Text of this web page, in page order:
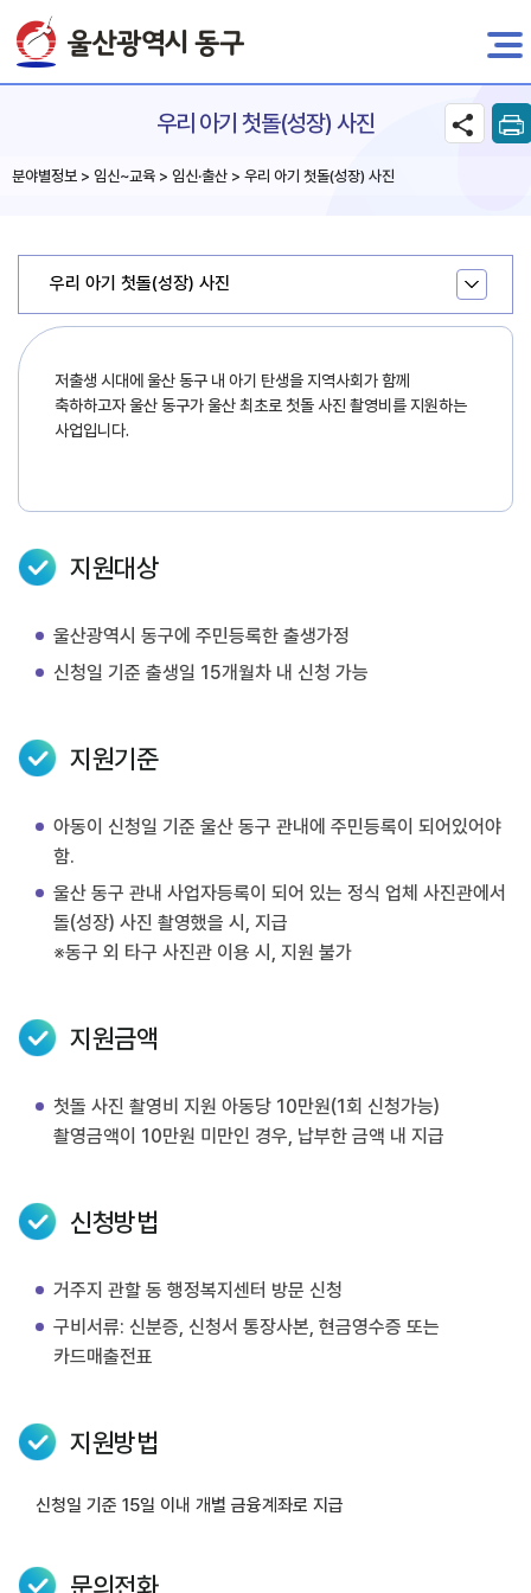
전자민원
우리 아기 첫돌(성장) 사진
분야별정보 > 임신~교육 > 임신·출산 > 우리 아기 첫돌(성장) 사진
우리 아기 첫돌(성장) 사진
저출생 시대에 울산 동구 내 아기 탄생을 지역사회가 함께
축하하고자 울산 동구가 울산 최초로 첫돌 사진 촬영비를 지원하는
사업입니다.
지원대상
울산광역시 동구에 주민등록한 출생가정
신청일 기준 출생일 15개월차 내 신청 가능
지원기준
아동이 신청일 기준 울산 동구 관내에 주민등록이 되어있어야
함.
울산 동구 관내 사업자등록이 되어 있는 정식 업체 사진관에서
돌(성장) 사진 촬영했을 시, 지급
※동구 외 타구 사진관 이용 시, 지원 불가
지원금액
첫돌 사진 촬영비 지원 아동당 10만원(1회 신청가능)
촬영금액이 10만원 미만인 경우, 납부한 금액 내 지급
신청방법
거주지 관할 동 행정복지센터 방문 신청
구비서류: 신분증, 신청서 통장사본, 현금영수증 또는
카드매출전표
지원방법
신청일 기준 15일 이내 개별 금융계좌로 지급
문의전화